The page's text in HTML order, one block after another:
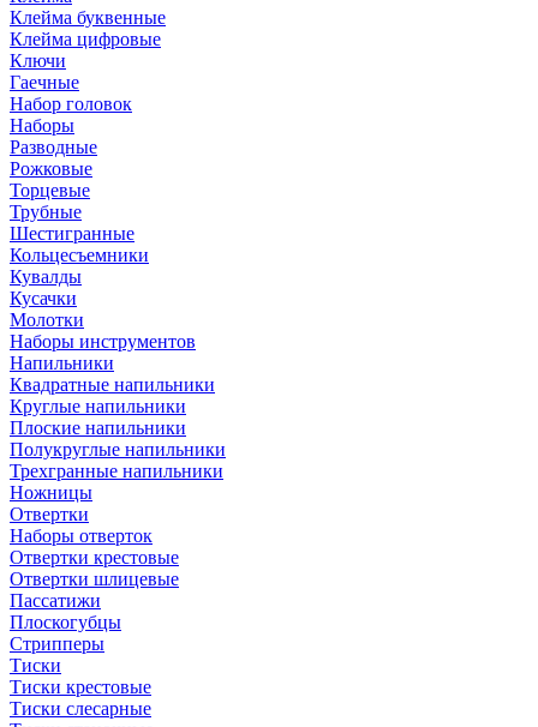
Клейма буквенные
Клейма цифровые
Ключи
Гаечные
Набор головок
Наборы
Разводные
Рожковые
Торцевые
Трубные
Шестигранные
Кольцесъемники
Кувалды
Кусачки
Молотки
Наборы инструментов
Напильники
Квадратные напильники
Круглые напильники
Плоские напильники
Полукруглые напильники
Трехгранные напильники
Ножницы
Отвертки
Наборы отверток
Отвертки крестовые
Отвертки шлицевые
Пассатижи
Плоскогубцы
Стрипперы
Тиски
Тиски крестовые
Тиски слесарные